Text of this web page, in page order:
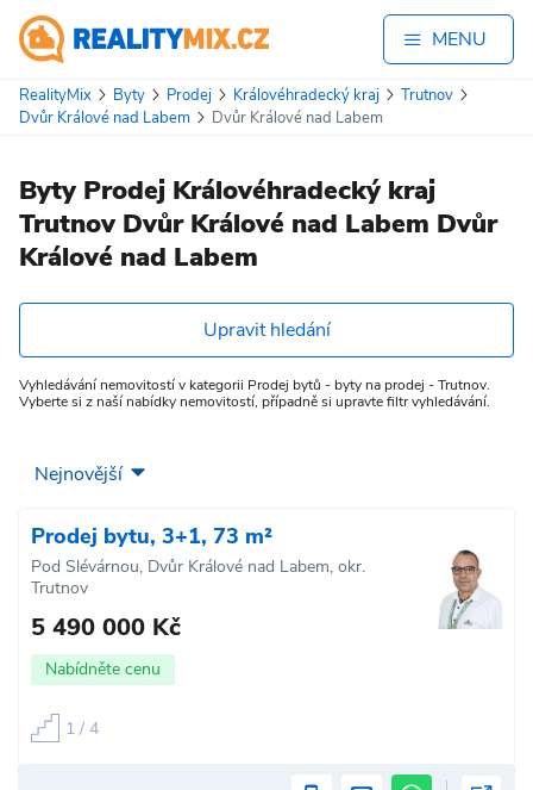
MENU
RealityMix Byty Prodej Královéhradecký kraj
Trutnov
Dvůr Králové nad Labem
Dvůr Králové nad Labem
Byty Prodej Královéhradecký kraj
Trutnov Dvůr Králové nad Labem Dvůr
Králové nad Labem
Upravit hledání
Vyhledávání nemovitostí v kategorii Prodej bytů - byty na prodej - Trutnov.
Vyberte si z naší nabídky nemovitostí, případně si upravte filtr vyhledávání.
Prodej bytu, 3+1, 73 m²
Pod Slévárnou, Dvůr Králové nad Labem, okr.
Trutnov
5 490 000 Kč
Nabídněte cenu
1 / 4